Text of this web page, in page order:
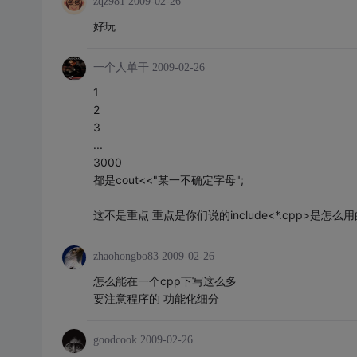
好玩
一个人单干 2009-02-26
1
2
3
...
3000
都是cout<<"某一不确定字母";
这不是重点 重点是你们说的include<*.cpp>是怎么用
zhaohongbo83 2009-02-26
怎么能在一个cpp下写这么多
要注意程序的 功能化细分
goodcook 2009-02-26